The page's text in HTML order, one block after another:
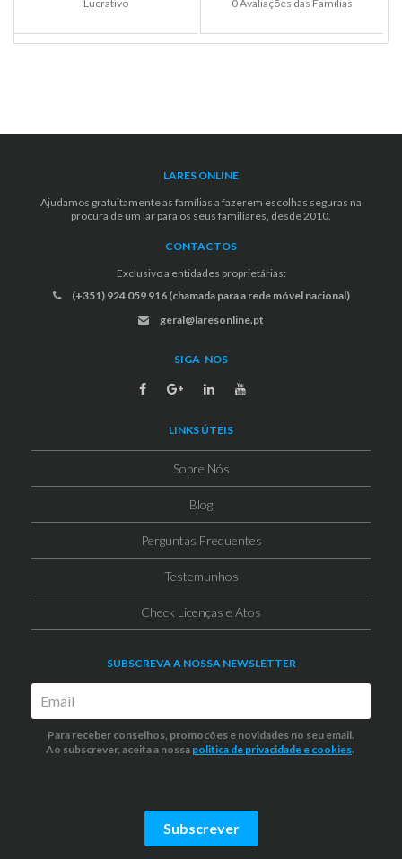
Lucrativo 0 Avaliações das Familias
LARES ONLINE
Ajudamos gratuitamente as famílias a fazerem escolhas seguras na
procura de um lar para os seus familiares, desde 2010.
CONTACTOS
Exclusivo a entidades proprietárias:
(+351) 924 059 916 (chamada para a rede móvel nacional)
geral@laresonline.pt
SIGA-NOS
LINKS ÚTEIS
Sobre Nós
Blog
Perguntas Frequentes
Testemunhos
Check Licenças e Atos
SUBSCREVA A NOSSA NEWSLETTER
Para receber conselhos, promocões e novidades no seu email.
Ao subscrever, aceita a nossa politica de privacidade e cookies.
Subscrever